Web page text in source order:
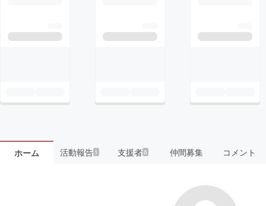
ホーム 活動報告1 支援者6 仲間募集 コメント